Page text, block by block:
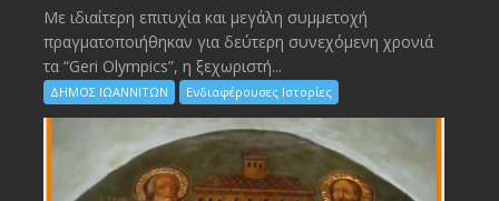
Με ιδιαίτερη επιτυχία και μεγάλη συμμετοχή
πραγματοποιήθηκαν για δεύτερη συνεχόμενη χρονιά
τα “Geri Olympics”, η ξεχωριστή...
ΔΗΜΟΣ ΙΩΑΝΝΙΤΩΝ Ενδιαφέρουσες Ιστορίες